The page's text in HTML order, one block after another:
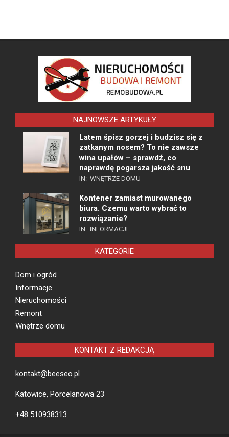
NAJNOWSZE ARTYKUŁY
Latem śpisz gorzej i budzisz się z
zatkanym nosem? To nie zawsze
wina upałów – sprawdź, co
naprawdę pogarsza jakość snu
IN: WNĘTRZE DOMU
Kontener zamiast murowanego
biura. Czemu warto wybrać to
rozwiązanie?
IN: INFORMACJE
KATEGORIE
Dom i ogród
Informacje
Nieruchomości
Remont
Wnętrze domu
KONTAKT Z REDAKCJĄ
kontakt@beeseo.pl
Katowice, Porcelanowa 23
+48 510938313